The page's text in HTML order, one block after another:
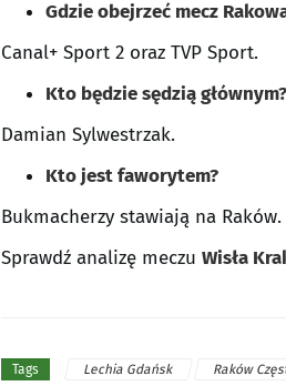
Gdzie obejrzeć mecz
Canal+ Sport 2 oraz TVP Sport.
Kto będzie sędzią głównym?
Damian Sylwestrzak.
Kto jest faworytem?
Bukmacherzy stawiają na Raków.
Sprawdź analizę meczu Wisła
Tags Lechia Gdańsk Raków